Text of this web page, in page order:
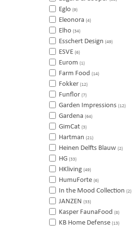
Eglo (9)
Eleonora (4)
Elho (34)
Esschert Design (49)
ESVE (6)
Eurom (1)
Farm Food (14)
Fokker (12)
Funflor (7)
Garden Impressions (12)
Gardena (64)
GimCat (3)
Hartman (21)
Heinen Delfts Blauw (2)
HG (33)
HKliving (49)
HumuForte (6)
In the Mood Collection (2)
JANZEN (33)
Kasper FaunaFood (8)
KB Home Defense (13)